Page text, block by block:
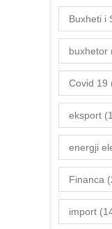
Buxheti i
buxhetor
Covid 19
eksport
energji
Financa
import